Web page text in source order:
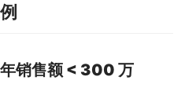
销售额 < 300 万